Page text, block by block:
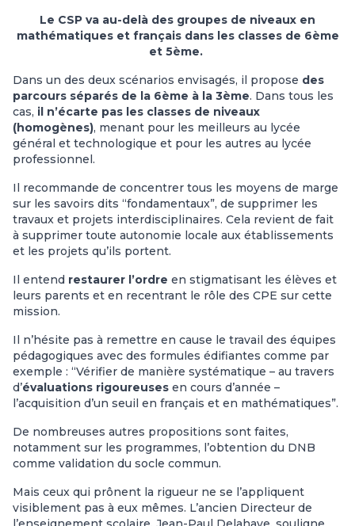
Le CSP va au-delà des groupes de niveaux en
mathématiques et français dans les classes de 6ème
et 5ème.
Dans un des deux scénarios envisagés, il propose des
parcours séparés de la 6ème à la 3ème. Dans tous les
cas, il n’écarte pas les classes de niveaux
(homogènes), menant pour les meilleurs au lycée
général et technologique et pour les autres au lycée
professionnel.
Il recommande de concentrer tous les moyens de marge
sur les savoirs dits “fondamentaux”, de supprimer les
travaux et projets interdisciplinaires. Cela revient de fait
à supprimer toute autonomie locale aux établissements
et les projets qu’ils portent.
Il entend restaurer l’ordre en stigmatisant les élèves et
leurs parents et en recentrant le rôle des CPE sur cette
mission.
Il n’hésite pas à remettre en cause le travail des équipes
pédagogiques avec des formules édifiantes comme par
exemple : “Vérifier de manière systématique – au travers
d’évaluations rigoureuses en cours d’année –
l’acquisition d’un seuil en français et en mathématiques”.
De nombreuses autres propositions sont faites,
notamment sur les programmes, l’obtention du DNB
comme validation du socle commun.
Mais ceux qui prônent la rigueur ne se l’appliquent
visiblement pas à eux mêmes. L’ancien Directeur de